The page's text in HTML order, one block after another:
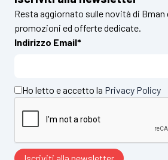
Resta aggiornato sulle novità di
promozioni ed offerte dedicate.
Indirizzo Email*
Ho letto e accetto la Privacy Policy